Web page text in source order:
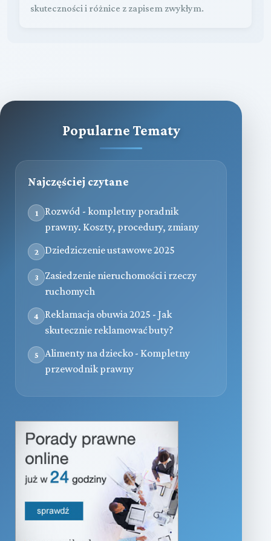
skuteczności i różnice z zapisem zwykłym.
Popularne Tematy
Najczęściej czytane
1
Rozwód - kompletny poradnik
prawny. Koszty, procedury, zmiany
2 Dziedziczenie ustawowe 2025
3
Zasiedzenie nieruchomości i rzeczy
ruchomych
4
Reklamacja obuwia 2025 - Jak
skutecznie reklamować buty?
5
Alimenty na dziecko - Kompletny
przewodnik prawny